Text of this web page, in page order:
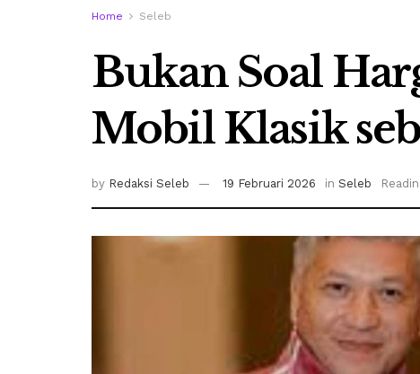
Home Seleb
Bukan Soal
Mobil Klasik
by Redaksi Seleb 19 Februari 2026 in Seleb